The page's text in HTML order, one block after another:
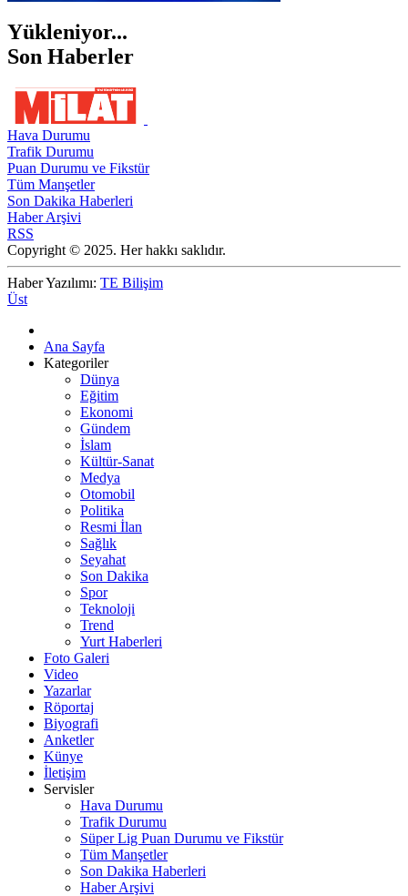
Yükleniyor...
Son Haberler
Hava Durumu
Trafik Durumu
Puan Durumu ve Fikstür
Tüm Manşetler
Son Dakika Haberleri
Haber Arşivi
RSS
Copyright © 2025. Her hakkı saklıdır.
Haber Yazılımı: TE Bilişim
Üst
Ana Sayfa
Kategoriler
Dünya
Eğitim
Ekonomi
Gündem
İslam
Kültür-Sanat
Medya
Otomobil
Politika
Resmi İlan
Sağlık
Seyahat
Son Dakika
Spor
Teknoloji
Trend
Yurt Haberleri
Foto Galeri
Video
Yazarlar
Röportaj
Biyografi
Anketler
Künye
İletişim
Servisler
Hava Durumu
Trafik Durumu
Süper Lig Puan Durumu ve Fikstür
Tüm Manşetler
Son Dakika Haberleri
Haber Arşivi